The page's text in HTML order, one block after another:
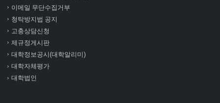
이메일 무단수집거부
청탁방지법 공지
고충상담신청
제규정게시판
대학정보공시(대학알리미)
대학자체평가
대학법인